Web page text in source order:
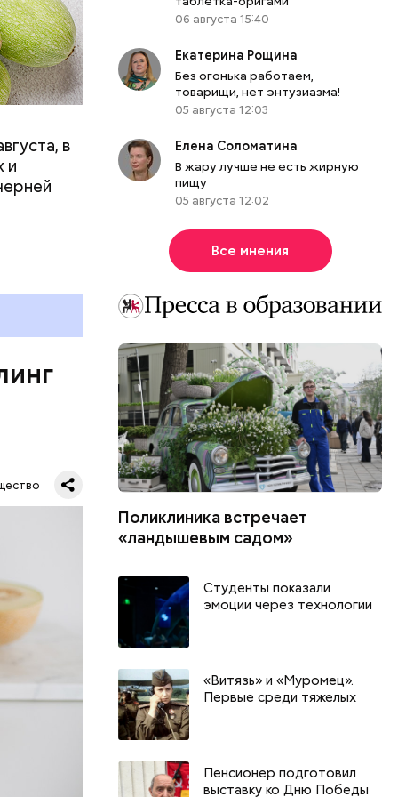
в
и
у
06 августа 15:40
Екатерина Рощина
Без огонька работаем,
товарищи, нет энтузиазма!
05 августа 12:03
Елена Соломатина
В жару лучше не есть жирную
пищу
05 августа 12:02
Все мнения
Поликлиника встречает
«ландышевым садом»
Студенты показали
эмоции через технологии
«Витязь» и «Муромец».
Первые среди тяжелых
Пенсионер подготовил
выставку ко Дню Победы